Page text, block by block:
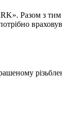
Разом з тим